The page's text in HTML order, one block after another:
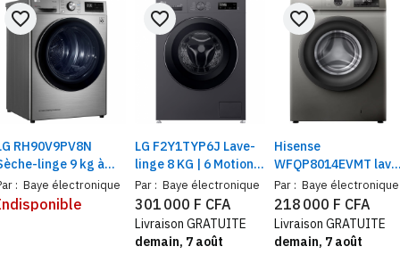
RH90V9PV8N
linge 9 kg à
à chaleur, Dual
ThinQ VCM
: Baye électronique
favorite_border
LG F2Y1TYP6J Lave-
linge 8 KG | 6 Motion
Direct Drive™ | Steam
+| Smart Diagnosis™|
Vitesse d'essorage
1200 tr/min
Par : Baye électronique
favorite_border
301 000 F CFA
Livraison GRATUITE
demain, 7 août
Hisense
WFQP8014EVMT
linge 8 Kg inverter
gris – Machine à
frontal,15
programmes, 1400
Tr/min, Vapeur,
Par : Baye électronique
favorite_border
218 000 F CFA
Livraison GRATUITE
demain, 7 août